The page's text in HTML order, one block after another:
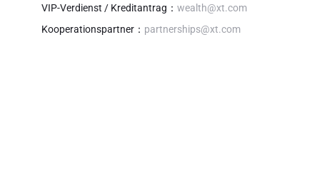
VIP-Verdienst / Kreditantrag ： wealth@xt.com
Kooperationspartner ： partnerships@xt.com